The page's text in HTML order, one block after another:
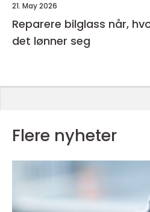
21. May 2026
Reparere bilglass når, hvordan og hvorfor
det lønner seg
Flere nyheter